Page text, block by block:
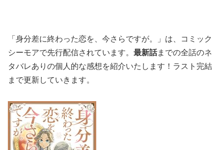
「身分差に終わった恋を、今さらですが。」は、コミック
シーモアで先行配信されています。 最新話までの全話のネ
タバレありの個人的な感想を紹介いたします！ラスト完結
まで更新していきます。